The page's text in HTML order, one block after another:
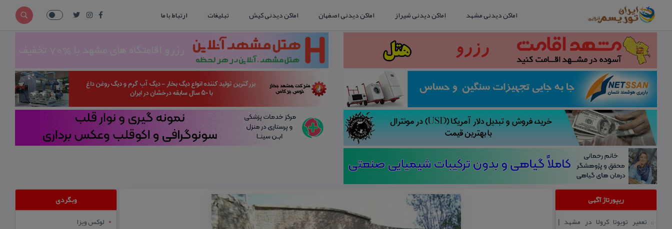
اماکن دیدنی مشهد اماکن دیدنی شیراز اماکن دیدنی اصفهان اماکن دیدنی کیش تبلیغات ارتباط با ما
ریپورتاژ آگهی
:: تعمیر تویوتا كرولا در مشهد |
وبگردی
لوکس ویزا